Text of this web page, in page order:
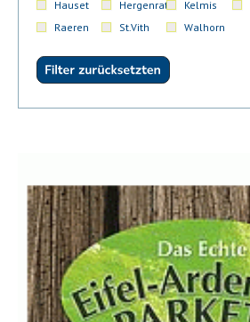
Hauset Hergenrath Kelmis
Raeren
St.Vith Walhorn